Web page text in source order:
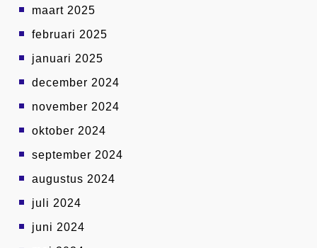
maart 2025
februari 2025
januari 2025
december 2024
november 2024
oktober 2024
september 2024
augustus 2024
juli 2024
juni 2024